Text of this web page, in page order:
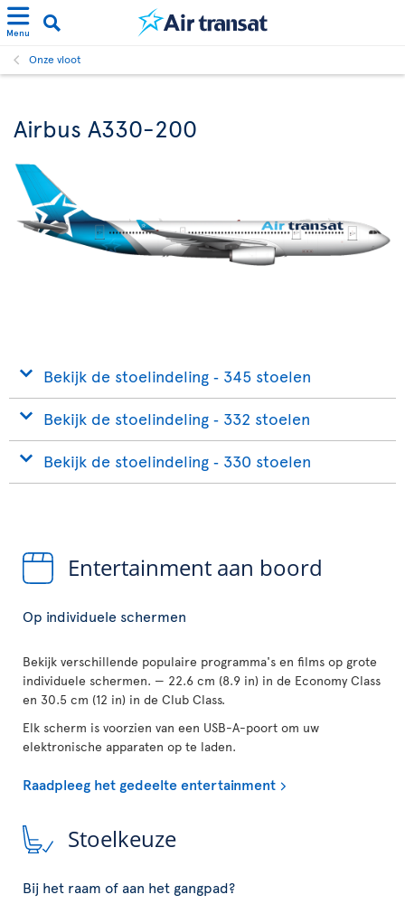
Menu
Onze vloot
Airbus A330-200
Bekijk de stoelindeling ‐ 345 stoelen
Bekijk de stoelindeling ‐ 332 stoelen
Bekijk de stoelindeling ‐ 330 stoelen
Entertainment aan boord
Op individuele schermen
Bekijk verschillende populaire programma's en films op grote
individuele schermen. — 22.6 cm (8.9 in) in de Economy Class
en 30.5 cm (12 in) in de Club Class.
Elk scherm is voorzien van een USB-A-poort om uw
elektronische apparaten op te laden.
Raadpleeg het gedeelte entertainment
Stoelkeuze
Bij het raam of aan het gangpad?